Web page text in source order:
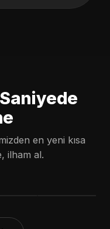
en yeni kısa
ilham al.